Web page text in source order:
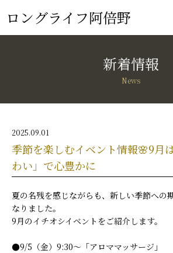
ロングライフ阿倍野
新着情報
News
2025.09.01
季節を楽しむイベント情報🌸9月
わい」で心豊かに
夏の名残を感じながらも、新しい季節への
なりました。
9月のイチオシイベントをご紹介します。
●9/5（金）9:30～「アロママッサージ」